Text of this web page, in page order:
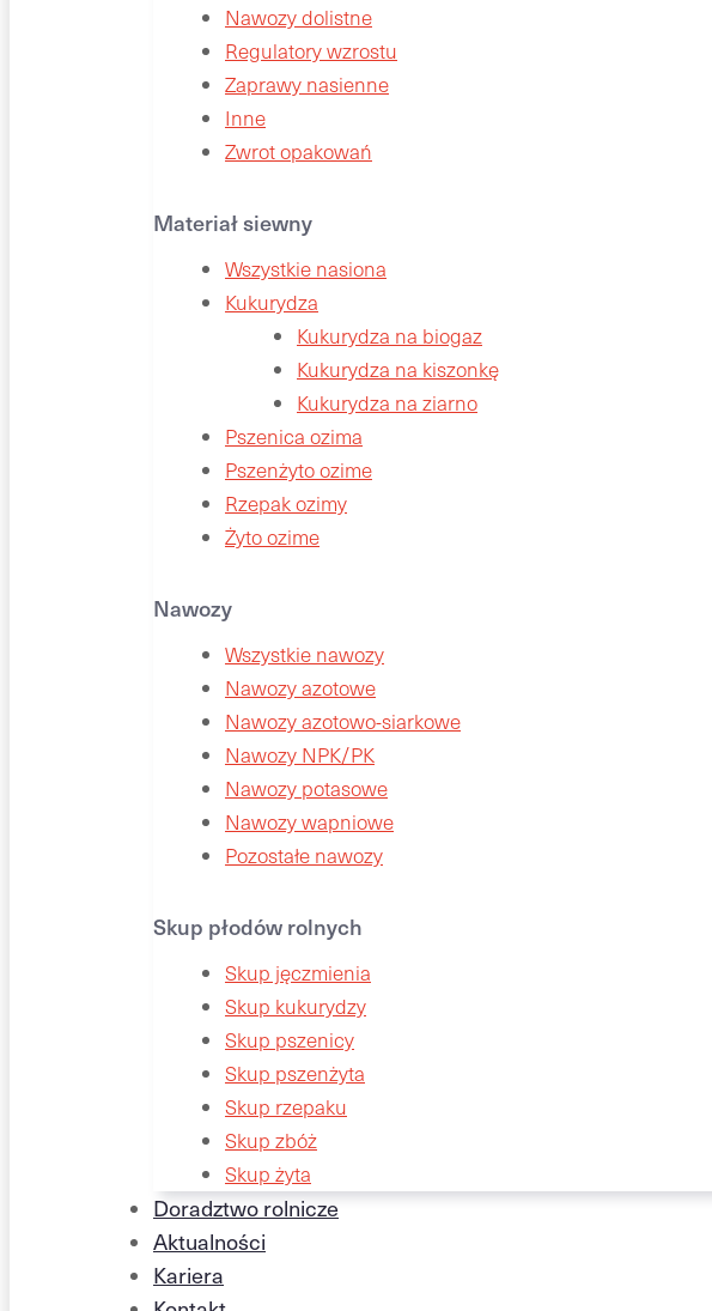
Nawozy dolistne
Regulatory wzrostu
Zaprawy nasienne
Inne
Zwrot opakowań
Materiał siewny
Wszystkie nasiona
Kukurydza
Kukurydza na biogaz
Kukurydza na kiszonkę
Kukurydza na ziarno
Pszenica ozima
Pszenżyto ozime
Rzepak ozimy
Żyto ozime
Nawozy
Wszystkie nawozy
Nawozy azotowe
Nawozy azotowo-siarkowe
Nawozy NPK/PK
Nawozy potasowe
Nawozy wapniowe
Pozostałe nawozy
Skup płodów rolnych
Skup jęczmienia
Skup kukurydzy
Skup pszenicy
Skup pszenżyta
Skup rzepaku
Skup zbóż
Skup żyta
Doradztwo rolnicze
Aktualności
Kariera